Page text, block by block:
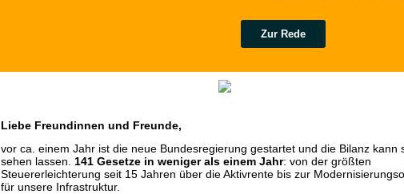
Zur Rede
Liebe Freundinnen und Freunde,
vor ca. einem Jahr ist die neue Bundesregierung gestartet und die Bilanz kann
sehen lassen. 141 Gesetze in weniger als einem Jahr: von der größten
Steuererleichterung seit 15 Jahren über die Aktivrente bis zur
für unsere Infrastruktur.